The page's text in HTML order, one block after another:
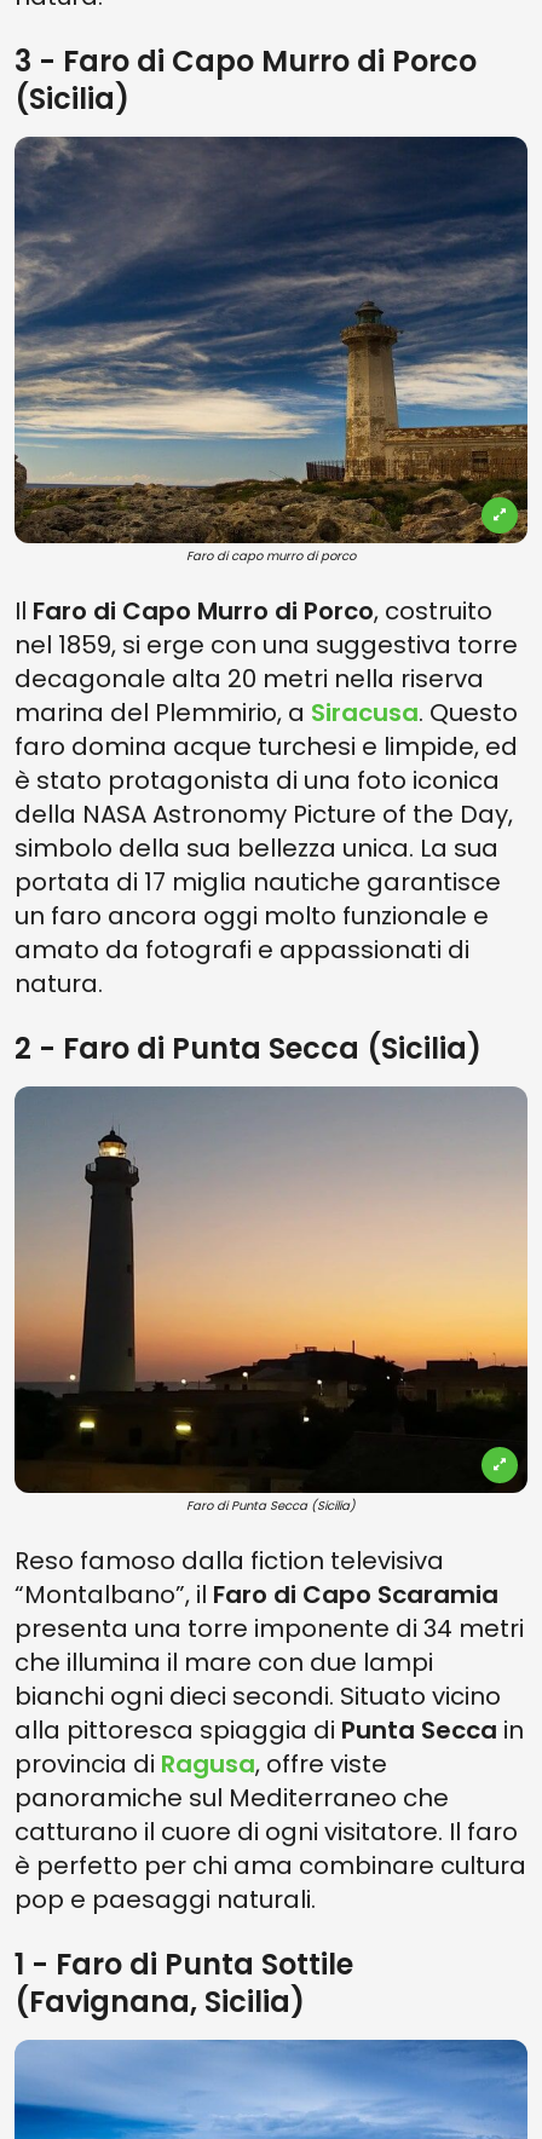
3 - Faro di Capo Murro di Porco
(Sicilia)
Faro di capo murro di porco
Il Faro di Capo Murro di Porco, costruito
nel 1859, si erge con una suggestiva torre
decagonale alta 20 metri nella riserva
marina del Plemmirio, a Siracusa. Questo
faro domina acque turchesi e limpide, ed
è stato protagonista di una foto iconica
della NASA Astronomy Picture of the Day,
simbolo della sua bellezza unica. La sua
portata di 17 miglia nautiche garantisce
un faro ancora oggi molto funzionale e
amato da fotografi e appassionati di
natura.
2 - Faro di Punta Secca (Sicilia)
Faro di Punta Secca (Sicilia)
Reso famoso dalla fiction televisiva
“Montalbano”, il Faro di Capo Scaramia
presenta una torre imponente di 34 metri
che illumina il mare con due lampi
bianchi ogni dieci secondi. Situato vicino
alla pittoresca spiaggia di Punta Secca in
provincia di Ragusa, offre viste
panoramiche sul Mediterraneo che
catturano il cuore di ogni visitatore. Il faro
è perfetto per chi ama combinare cultura
pop e paesaggi naturali.
1 - Faro di Punta Sottile
(Favignana, Sicilia)